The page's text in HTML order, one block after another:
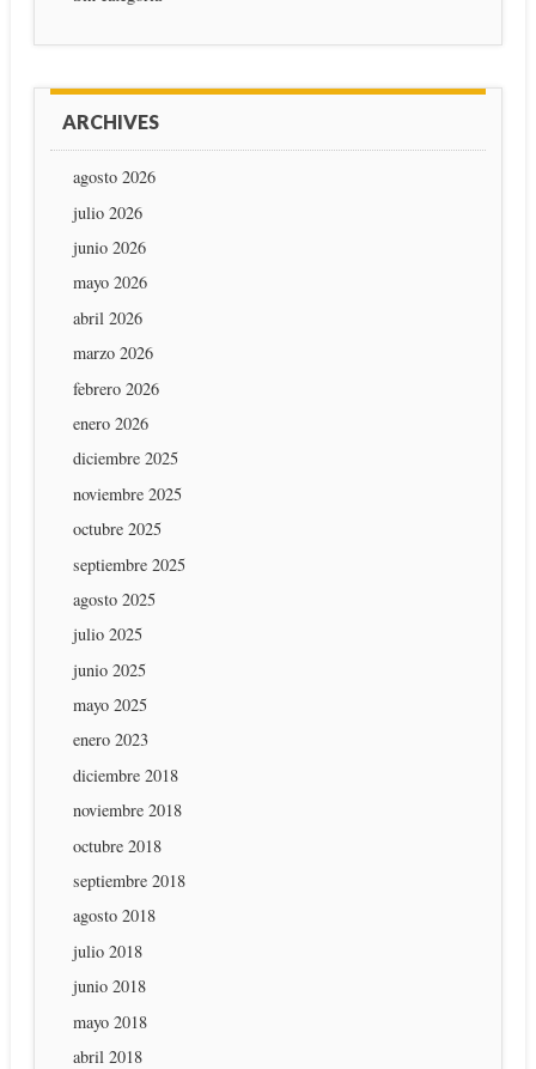
ARCHIVES
agosto 2026
julio 2026
junio 2026
mayo 2026
abril 2026
marzo 2026
febrero 2026
enero 2026
diciembre 2025
noviembre 2025
octubre 2025
septiembre 2025
agosto 2025
julio 2025
junio 2025
mayo 2025
enero 2023
diciembre 2018
noviembre 2018
octubre 2018
septiembre 2018
agosto 2018
julio 2018
junio 2018
mayo 2018
abril 2018